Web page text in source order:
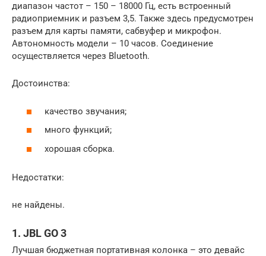
диапазон частот – 150 – 18000 Гц, есть встроенный
радиоприемник и разъем 3,5. Также здесь предусмотрен
разъем для карты памяти, сабвуфер и микрофон.
Автономность модели – 10 часов. Соединение
осуществляется через Bluetooth.
Достоинства:
качество звучания;
много функций;
хорошая сборка.
Недостатки:
не найдены.
1. JBL GO 3
Лучшая бюджетная портативная колонка – это девайс